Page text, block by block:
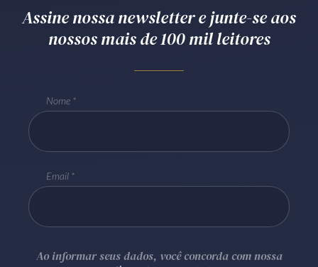
Assine nossa newsletter e junte-se aos
nossos mais de 100 mil leitores
Nome
Email
Ao informar seus dados, você concorda com nossa